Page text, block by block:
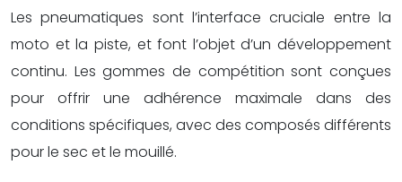
Les pneumatiques sont l’interface cruciale entre la
moto et la piste, et font l’objet d’un développement
continu. Les gommes de compétition sont conçues
pour offrir une adhérence maximale dans des
conditions spécifiques, avec des composés différents
pour le sec et le mouillé.